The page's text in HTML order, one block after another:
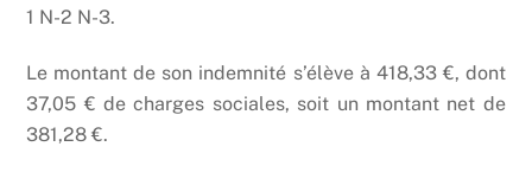
1 N-2 N-3.
Le montant de son indemnité s’élève à 418,33 €, dont
37,05 € de charges sociales, soit un montant net de
381,28 €.